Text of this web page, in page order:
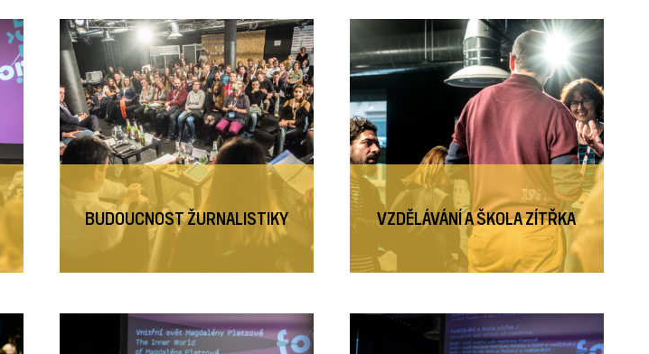
BUDOUCNOST ŽURNALISTIKY VZDĚLÁVÁNÍ A ŠKOLA ZÍTŘKA